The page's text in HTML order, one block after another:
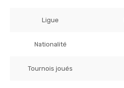
Ligue
Nationalité
Tournois joués